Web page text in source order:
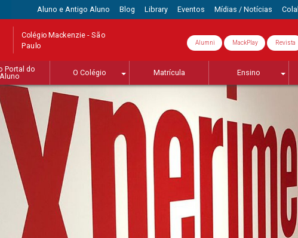
Aluno e Antigo Aluno Blog Library Eventos Mídias / Notícias
Colégio Mackenzie - São
Paulo Alumni MackPlay Revista
Portal do
Aluno
O Colégio Matrícula Ensino